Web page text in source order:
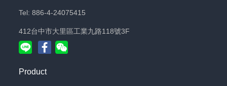
Tel: 886-4-24075415
412台中市大里區工業九路118號3F
Product